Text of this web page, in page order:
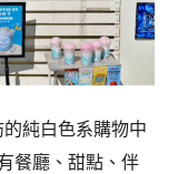
純白色系購物中
餐廳、甜點、伴